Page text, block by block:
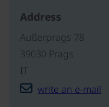
Address
Außerprags 78
39030 Prags
IT
write an e-mail